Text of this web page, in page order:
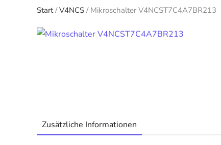
Start/V4NCS / Mikroschalter V4NCST7C4A7BR213
Zusätzliche Informationen